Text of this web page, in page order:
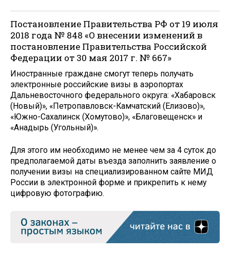
Постановление Правительства РФ от 19 июля
2018 года № 848 «О внесении изменений в
постановление Правительства Российской
Федерации от 30 мая 2017 г. № 667»
Иностранные граждане смогут теперь получать
электронные российские визы в аэропортах
Дальневосточного федерального округа: «Хабаровск
(Новый)», «Петропавловск-Камчатский (Елизово)»,
«Южно-Сахалинск (Хомутово)», «Благовещенск» и
«Анадырь (Угольный)».
Для этого им необходимо не менее чем за 4 суток до
предполагаемой даты въезда заполнить заявление о
получении визы на специализированном сайте МИД
России в электронной форме и прикрепить к нему
цифровую фотографию.